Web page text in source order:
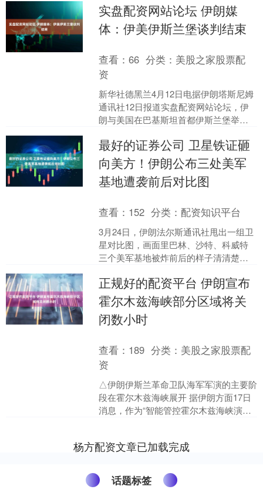
示，在巴基斯坦斡旋下....
实盘配资网站论坛 伊朗媒
体：伊美伊斯兰堡谈判结束
查看：66 分类： 美股之家股票配
资
新华社德黑兰4月12日电据伊朗塔斯尼姆
通讯社12日报道实盘配资网站论坛，伊
朗与美国在巴基斯坦首都伊斯兰堡举行
过分要求阻碍了共....
最好的证券公司 卫星铁证砸
向美方！伊朗公布三处美军
基地遭袭前后对比图
查看： 152 分类：配资知识平台
3月24日，伊朗法尔斯通讯社甩出一组卫
星对比图，画面里巴林、沙特、科威特
三个美军基地被炸前后的样子清清楚
者”导弹的雷达直接被....
正规好的配资平台 伊朗宣布
霍尔木兹海峡部分区域将关
闭数小时
查看： 189 分类： 美股之家股票配
资
△伊朗伊斯兰革命卫队海军军演的主要阶
段在霍尔木兹海峡展开 据伊朗方面17日
消息，作为“智能管控霍尔木兹海峡演
杨方配资文章已加载完成
话题标签